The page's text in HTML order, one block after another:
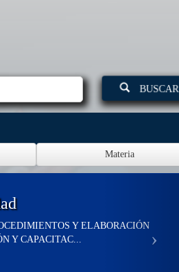
BUSCAR
Y ELABORACIÓN
Y CAPACITAC...